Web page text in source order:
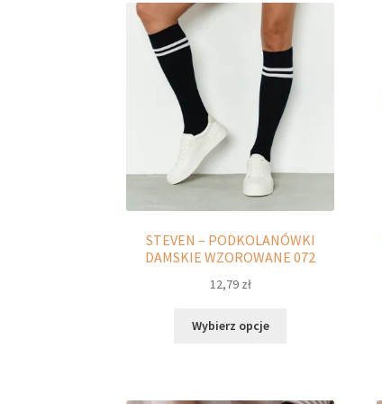
Opcje
można
na
stronie
STEVEN – PODKOLANÓWKI
DAMSKIE WZOROWANE 072
12,79 zł
Wybierz opcje
wariantów.